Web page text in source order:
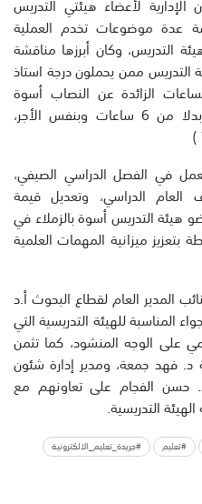
عدة موضوعات تخدم العملية
التدريس، وكان أبرزها مناقشة
التدريس ممن يحملون درجة استاذ
الساعات الزائدة عن النصاب أسوة
بجامعة الكويت لتكون 3 ساعات بدلا من 6 ساعات وبنفس الأجر،
في الفصل الدراسي الصيفي،
الدراسي، وتعديل قيمة
هيئة التدريس أسوة بالزملاء في
بتعزيز ميزانية المهمات العلمية
المدير العام لقطاع البحوث أ.د
المناسبة للهيئة التدريسية التي
على الوجه المنشود، كما تثمن
د. فهد جمعة، ومدير إدارة شئون
حسن الفجام على تعاونهم مع
التدريسية.
#تعليم #جريدة_تعليم_الالكترونية